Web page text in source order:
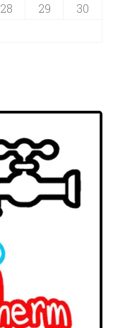
28 29
30